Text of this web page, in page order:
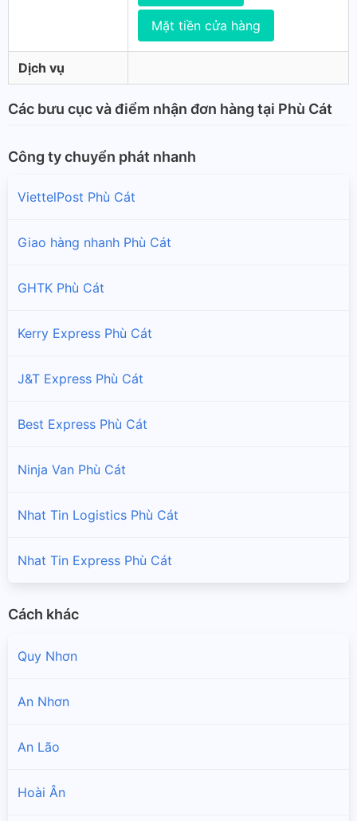
Mặt tiền cửa hàng
Dịch vụ
Các bưu cục và điểm nhận đơn hàng tại Phù Cát
Công ty chuyển phát nhanh
ViettelPost Phù Cát
Giao hàng nhanh Phù Cát
GHTK Phù Cát
Kerry Express Phù Cát
J&T Express Phù Cát
Best Express Phù Cát
Ninja Van Phù Cát
Nhat Tin Logistics Phù Cát
Nhat Tin Express Phù Cát
Cách khác
Quy Nhơn
An Nhơn
An Lão
Hoài Ân